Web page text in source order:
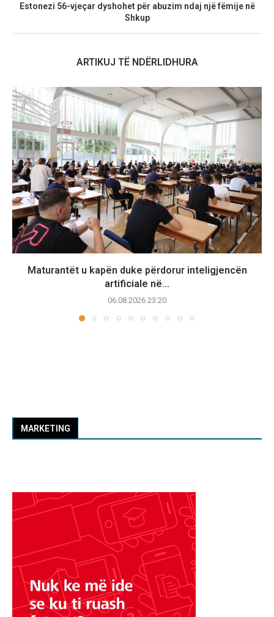
Estonezi 56-vjeçar dyshohet për abuzim ndaj një fëmije në
Shkup
ARTIKUJ TË NDËRLIDHURA
Maturantët u kapën duke përdorur inteligjencën
artificiale në...
06.08.2026 23:20
MARKETING